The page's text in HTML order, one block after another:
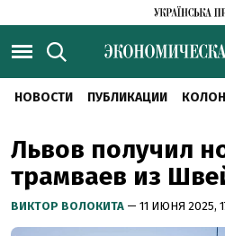
НОВОСТИ ПУБЛИКАЦИИ
Львов получил
трамваев из
ВИКТОР ВОЛОКИТА — 11 ИЮНЯ 2025,